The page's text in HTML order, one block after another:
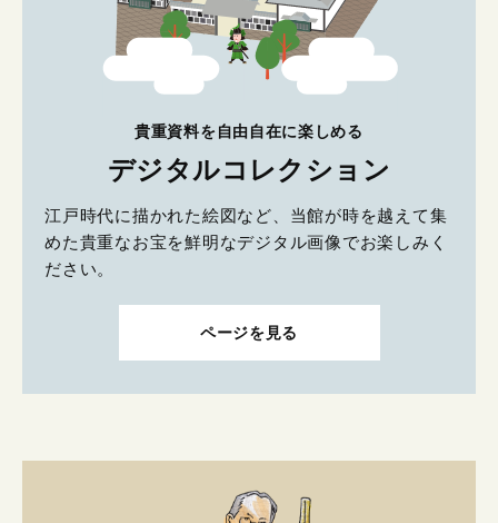
貴重資料を自由自在に楽しめる
デジタルコレクション
江戸時代に描かれた絵図など、当館が時を越えて集
めた貴重なお宝を鮮明なデジタル画像でお楽しみく
ださい。
ページを見る